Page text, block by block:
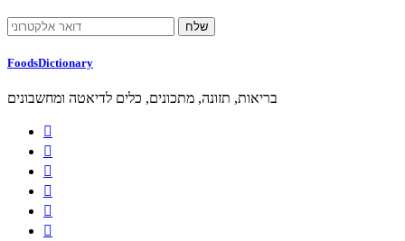
FoodsDictionary
בריאות, תזונה, מתכונים, כלים לדיאטה ומחשבונים





